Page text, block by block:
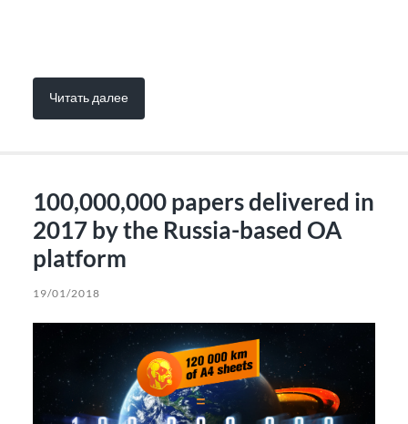
Читать далее
100,000,000 papers delivered in
2017 by the Russia-based OA
platform
19/01/2018